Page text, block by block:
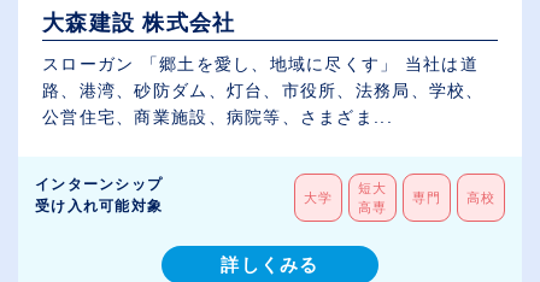
大森建設 株式会社
スローガン 「郷土を愛し、地域に尽くす」 当社は道
路、港湾、砂防ダム、灯台、市役所、法務局、学校、
公営住宅、商業施設、病院等、さまざま...
インターンシップ
受け入れ可能対象
大学
短大
高専
専門 高校
詳しくみる